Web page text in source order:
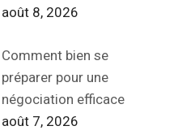
août 8, 2026
Comment bien se
préparer pour une
négociation efficace
août 7, 2026